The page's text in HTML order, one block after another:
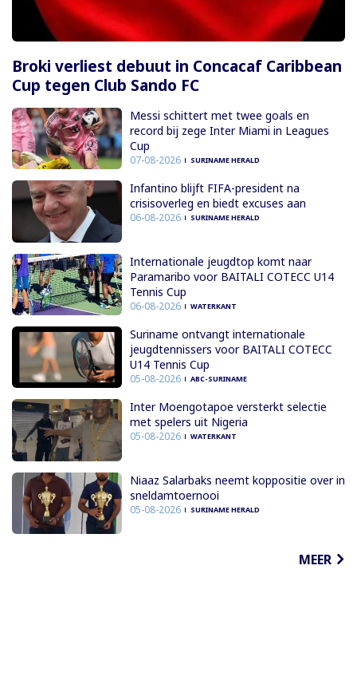
Broki verliest debuut in Concacaf Caribbean
Cup tegen Club Sando FC
Messi schittert met twee goals en
record bij zege Inter Miami in Leagues
Cup
07-08-2026 SURINAME HERALD
Infantino blijft FIFA-president na
crisisoverleg en biedt excuses aan
06-08-2026 SURINAME HERALD
Internationale jeugdtop komt naar
Paramaribo voor BAITALI COTECC U14
Tennis Cup
06-08-2026 WATERKANT
Suriname ontvangt internationale
jeugdtennissers voor BAITALI COTECC
U14 Tennis Cup
05-08-2026 ABC-SURINAME
Inter Moengotapoe versterkt selectie
met spelers uit Nigeria
05-08-2026 WATERKANT
Niaaz Salarbaks neemt koppositie over in
sneldamtoernooi
05-08-2026 SURINAME HERALD
MEER